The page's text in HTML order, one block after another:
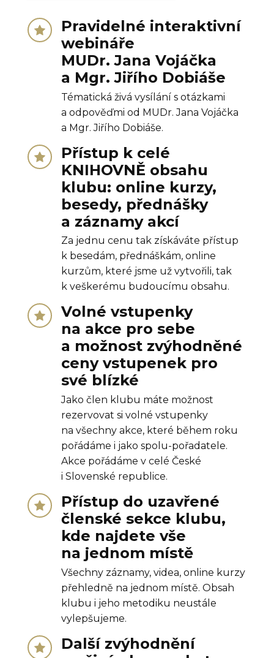
Pravidelné interaktivní
webináře
MUDr. Jana Vojáčka
a Mgr. Jiřího Dobiáše
Tématická živá vysílání s otázkami
a odpověďmi od MUDr. Jana Vojáčka
a Mgr. Jiřího Dobiáše.
Přístup k celé
KNIHOVNĚ obsahu
klubu: online kurzy,
besedy, přednášky
a záznamy akcí
Za jednu cenu tak získáváte přístup
k besedám, přednáškám, online
kurzům, které jsme už vytvořili, tak
k veškerému budoucímu obsahu.
Volné vstupenky
na akce pro sebe
a možnost zvýhodněné
ceny vstupenek pro
své blízké
Jako člen klubu máte možnost
rezervovat si volné vstupenky
na všechny akce, které během roku
pořádáme i jako spolu-pořadatele.
Akce pořádáme v celé České
i Slovenské republice.
Přístup do uzavřené
členské sekce klubu,
kde najdete vše
na jednom místě
Všechny záznamy, videa, online kurzy
přehledně na jednom místě. Obsah
klubu i jeho metodiku neustále
vylepšujeme.
Další zvýhodnění